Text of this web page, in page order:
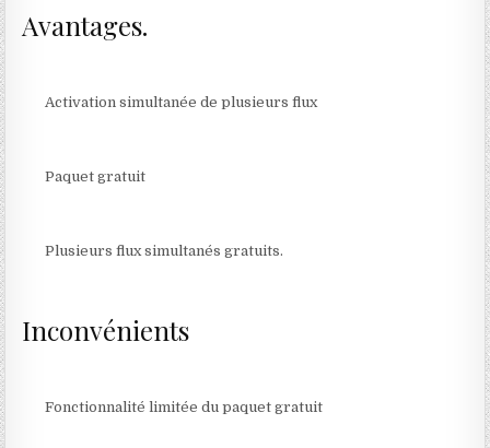
Avantages.
Activation simultanée de plusieurs flux
Paquet gratuit
Plusieurs flux simultanés gratuits.
Inconvénients
Fonctionnalité limitée du paquet gratuit